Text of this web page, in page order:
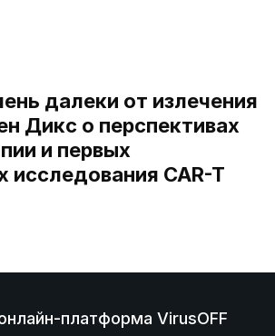
далеки от излечения
Дикс о перспективах
и первых
исследования CAR-T
платформа VirusOFF